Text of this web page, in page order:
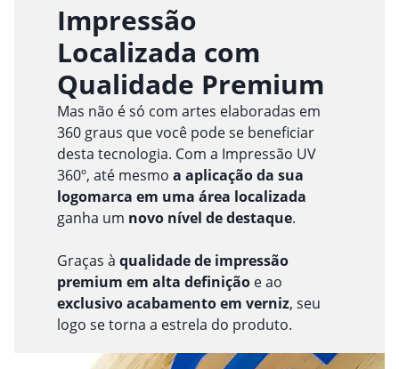
Impressão
Localizada com
Qualidade Premium
Mas não é só com artes elaboradas em
360 graus que você pode se beneficiar
desta tecnologia. Com a Impressão UV
360º, até mesmo a aplicação da sua
logomarca em uma área localizada
ganha um novo nível de destaque.
Graças à qualidade de impressão
premium em alta definição e ao
exclusivo acabamento em verniz, seu
logo se torna a estrela do produto.